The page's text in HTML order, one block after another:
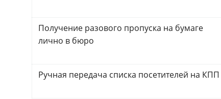
Получение разового пропуска на бумаге
лично в бюро
Ручная передача списка посетителей на КПП